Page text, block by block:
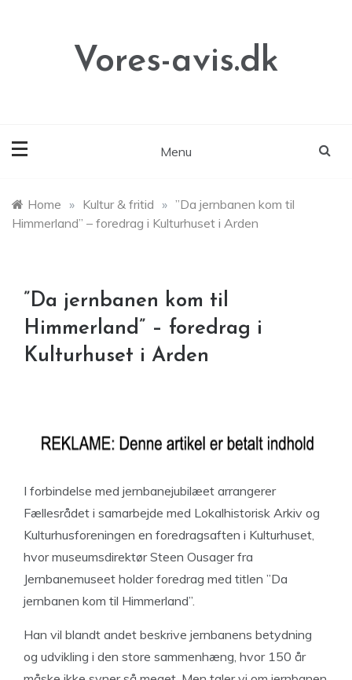
Vores-avis.dk
Menu
Home » Kultur & fritid » ”Da jernbanen kom til
Himmerland” – foredrag i Kulturhuset i Arden
”Da jernbanen kom til
Himmerland” – foredrag i
Kulturhuset i Arden
I forbindelse med jernbanejubilæet arrangerer
Fællesrådet i samarbejde med Lokalhistorisk Arkiv og
Kulturhusforeningen en foredragsaften i Kulturhuset,
hvor museumsdirektør Steen Ousager fra
Jernbanemuseet holder foredrag med titlen ”Da
jernbanen kom til Himmerland”.
Han vil blandt andet beskrive jernbanens betydning
og udvikling i den store sammenhæng, hvor 150 år